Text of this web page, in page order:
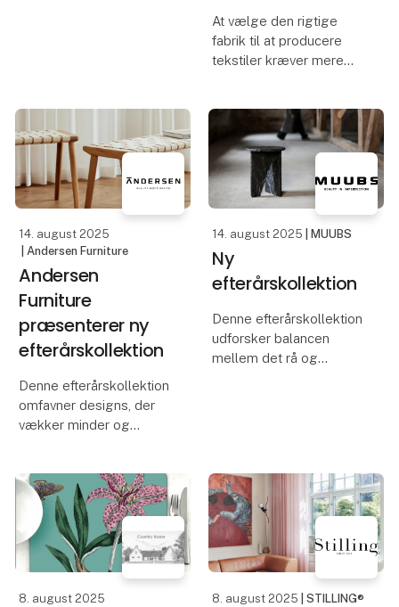
At vælge den rigtige
fabrik til at producere
tekstiler kræver mere
kommunikation,
leveringstid og et
samarbejde, man kan stå
inde for i alle led. I Lille
14. august 2025
| Andersen Furniture
Andersen
Furniture
præsenterer ny
efterårskollektion
Denne efterårskollektion
omfavner designs, der
vækker minder og
øjeblikke. Her handler
det om at løfte
hverdagen og forvandle
dit hjem til et sted fyldt
med varm
14. august 2025 | MUUBS
Ny
efterårskollektion
Denne efterårskollektion
udforsker balancen
mellem det rå og
og dykker ned i essen af
skandin
8. august 2025
8. august 2025 | STILLING®